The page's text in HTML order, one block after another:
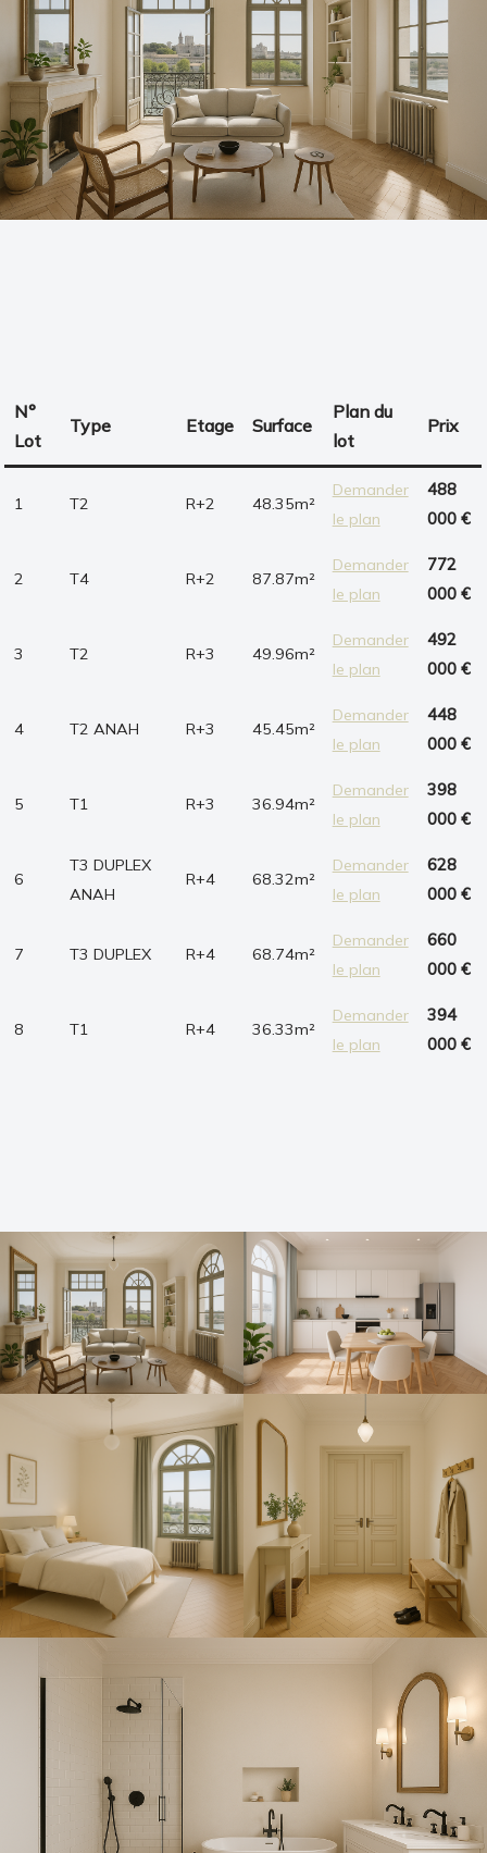
N°
Lot
Type Etage Surface
Plan du
lot
Prix
1 T2 R+2 48.35m²
Demander
le plan
488
000 €
2 T4 R+2 87.87m²
Demander
le plan
772
000 €
3 T2 R+3 49.96m²
Demander
le plan
492
000 €
4 T2 ANAH R+3 45.45m²
Demander
le plan
448
000 €
5 T1 R+3 36.94m²
Demander
le plan
398
000 €
6
T3 DUPLEX
ANAH
R+4 68.32m²
Demander
le plan
628
000 €
7 T3 DUPLEX R+4 68.74m²
Demander
le plan
660
000 €
8 T1 R+4 36.33m²
Demander
le plan
394
000 €